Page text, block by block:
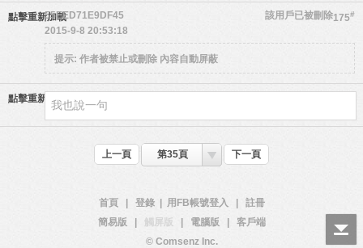
點擊重新加載 175#
55EED71E9DF45
該用戶已被刪除
2015-9-8 20:53:18
提示: 作者被禁止或刪除 內容自動屏蔽
點擊重新加載
上一頁 第35頁 下一頁
首頁 登錄 用FB帳號登入
註冊
簡易版
觸屏版 電腦版
客戶端
© Comsenz Inc.